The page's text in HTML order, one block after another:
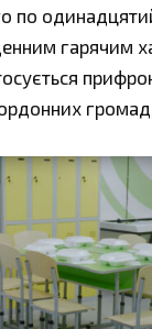
по
гарячим